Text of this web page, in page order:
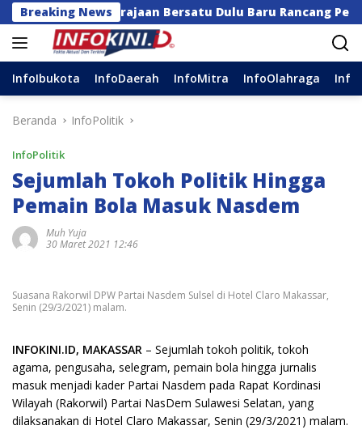
Langsung
ke
konten
Breaking News
Kerajaan Bersatu Dulu Baru Rancang Perda Baru!
InfoIbukota InfoDaerah InfoMitra InfoOlahraga
Beranda InfoPolitik
InfoPolitik
Sejumlah Tokoh Politik Hingga
Pemain Bola Masuk Nasdem
Muh Yuja
30 Maret 2021 12:46
Suasana Rakorwil DPW Partai Nasdem Sulsel di Hotel Claro Makassar,
Senin (29/3/2021) malam.
INFOKINI.ID, MAKASSAR – Sejumlah tokoh politik, tokoh
agama, pengusaha, selegram, pemain bola hingga jurnalis
masuk menjadi kader Partai Nasdem pada Rapat Kordinasi
Wilayah (Rakorwil) Partai NasDem Sulawesi Selatan, yang
dilaksanakan di Hotel Claro Makassar, Senin (29/3/2021) malam.